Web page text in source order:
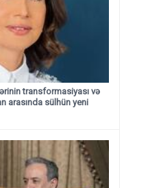
transformasiyası və
arasında sülhün yeni